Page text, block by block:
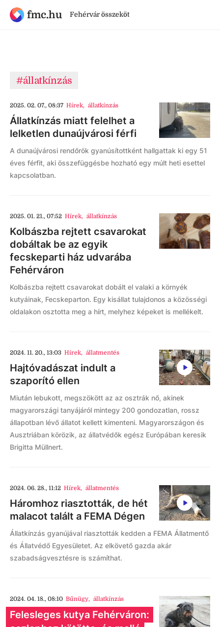
fmc.hu Fehérvár összeköt
#állatkínzás
2025. 02. 07., 08:37 Hírek, állatkínzás
Állatkínzás miatt felelhet a
lelketlen dunaújvárosi férfi
A dunaújvárosi rendőrök gyanúsítottként hallgattak ki egy 51
éves férfit, aki összefüggésbe hozható egy múlt heti esettel
kapcsolatban.
2025. 01. 21., 07:52 Hírek, állatkínzás
Kolbászba rejtett csavarokat
dobáltak be az egyik
fecskeparti ház udvarába
Fehérváron
Kolbászba rejtett csavarokat dobált el valaki a környék
kutyáinak, Fecskeparton. Egy kisállat tulajdonos a közösségi
oldalakon osztotta meg a hírt, melyhez képeket is mellékelt.
2024. 11. 20., 13:03 Hírek, állatmentés
Hajtóvadászat indult a
szaporító ellen
Miután lebukott, megszökött az az osztrák nő, akinek
magyarországi tanyájáról mintegy 200 gondozatlan, rossz
állapotban lévő állatot kellett kimenteni. Magyarországon és
Ausztriában körözik, az állatvédők egész Európában keresik
Brigitta Müllnert.
2024. 06. 28., 11:12 Hírek, állatmentés
Háromhoz riasztották, de hét
malacot talált a FEMA Dégen
Állatkínzás gyanújával riasztották kedden a FEMA Állatmentő
és Állatvédő Egyesületet. Az elkövető gazda akár
szabadságvesztésre is számíthat.
2024. 04. 18., 08:10 Bűnügy, állatkínzás
Felesleges kutya Fehérváron: